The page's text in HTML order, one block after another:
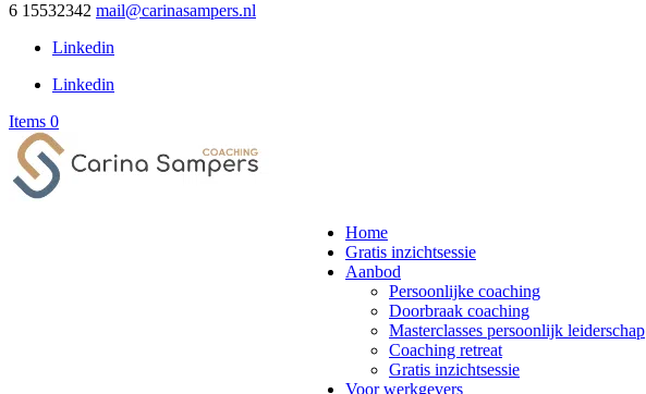
6 15532342 mail@carinasampers.nl
Linkedin
Linkedin
Items 0
Home
Gratis inzichtsessie
Aanbod
Persoonlijke coaching
Doorbraak coaching
Masterclasses persoonlijk leiderschap
Coaching retreat
Gratis inzichtsessie
Voor werkgevers